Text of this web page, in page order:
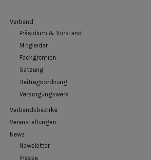
Verband
Präsidium & Vorstand
Mitglieder
Fachgremien
Satzung
Beitragsordnung
Versorgungswerk
Verbandsbezirke
Veranstaltungen
News
Newsletter
Presse